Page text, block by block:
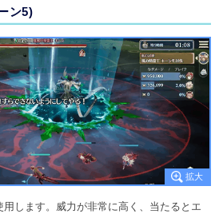
ン5)
します。威力が非常に高く、当たるとエ